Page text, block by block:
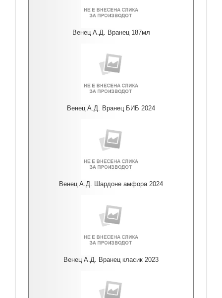
Венец А.Д. Вранец 187мл
Венец А.Д. Вранец БИБ 2024
Венец А.Д. Шардоне амфора 2024
Венец А.Д. Вранец класик 2023